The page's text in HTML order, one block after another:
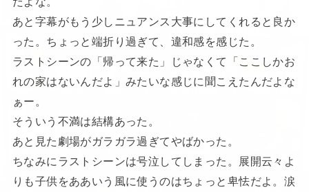
あと字幕がもう少しニュアンス大事にしてくれると良か
った。ちょっと端折り過ぎて、違和感を感じた。
ラストシーンの「帰って来た」じゃなくて「ここしかお
れの家はないんだよ」みたいな感じに聞こえたんだよな
ぁー。
そういう不満は結構あった。
あと見た劇場がガラガラ過ぎてやばかった。
ちなみにラストシーンは号泣してしまった。展開云々よ
りも子供をああいう風に使うのはちょっと卑怯だよ。涙